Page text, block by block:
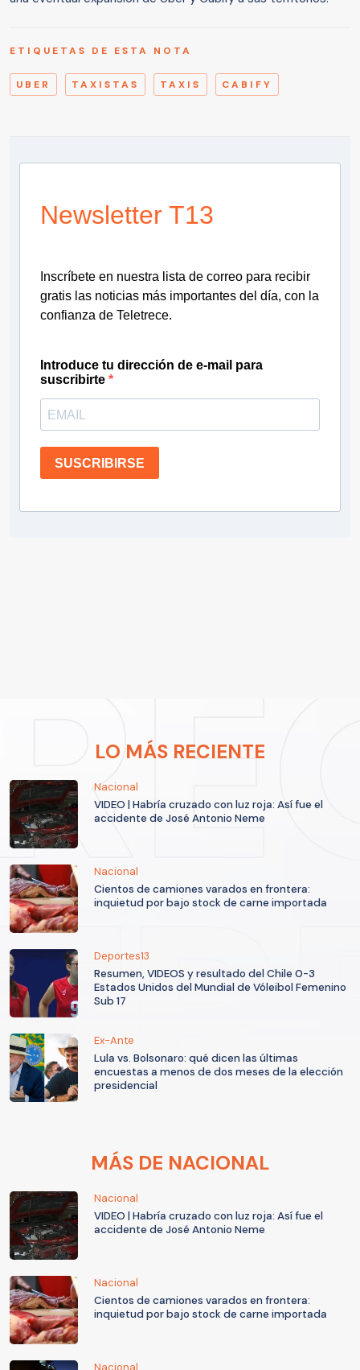
ETIQUETAS DE ESTA NOTA
UBER TAXISTAS TAXIS CABIFY
Newsletter T13
Inscríbete en nuestra lista de correo para recibir
gratis las noticias más importantes del día, con la
confianza de Teletrece.
Introduce tu dirección de e-mail para
suscribirte
SUSCRIBIRSE
LO MÁS RECIENTE
Nacional
VIDEO | Habría cruzado con luz roja: Así fue el
accidente de José Antonio Neme
Nacional
Cientos de camiones varados en frontera:
inquietud por bajo stock de carne importada
Deportes13
Resumen, VIDEOS y resultado del Chile 0-3
Estados Unidos del Mundial de Vóleibol Femenino
Sub 17
Ex-Ante
Lula vs. Bolsonaro: qué dicen las últimas
encuestas a menos de dos meses de la elección
presidencial
MÁS DE NACIONAL
Nacional
VIDEO | Habría cruzado con luz roja: Así fue el
accidente de José Antonio Neme
Nacional
Cientos de camiones varados en frontera:
inquietud por bajo stock de carne importada